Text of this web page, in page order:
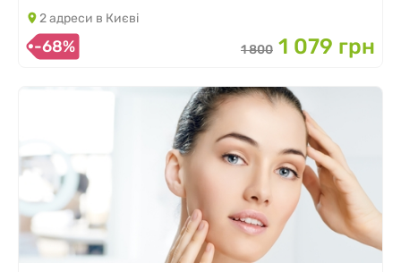
2 адреси в Києві
-68% 1 800 1 079 грн